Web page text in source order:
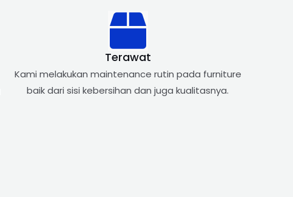
Terawat
Kami melakukan maintenance rutin pada furniture
baik dari sisi kebersihan dan juga kualitasnya.